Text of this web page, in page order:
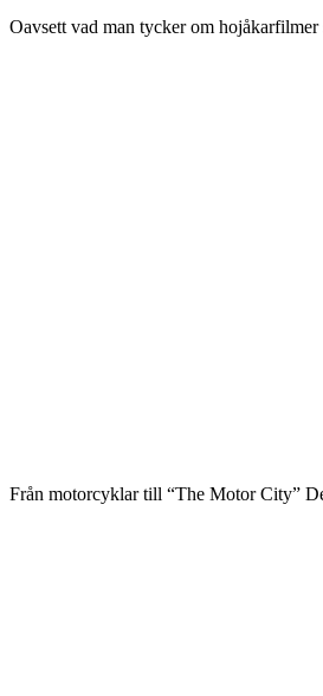
Oavsett vad man tycker om
Från motorcyklar till “The Motor City”